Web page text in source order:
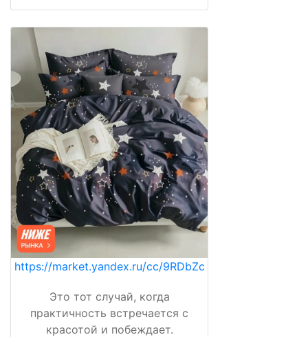
https://market.yandex.ru/cc/9RDbZc
Это тот случай, когда
практичность встречается с
красотой и побеждает.